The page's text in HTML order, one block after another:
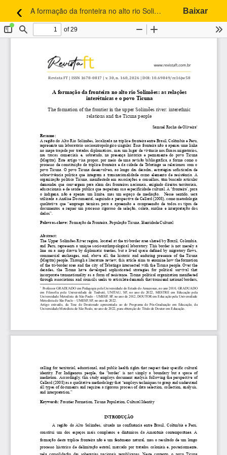
‹Voltar aos Detalhes do Artigo
A formação da fronteira no alto rio Solimões: as relações interétnicas e o povo Ticuna Baixar